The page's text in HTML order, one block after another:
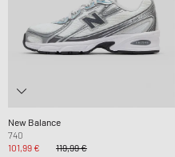
New Balance
740
101,99 €
119,99 €